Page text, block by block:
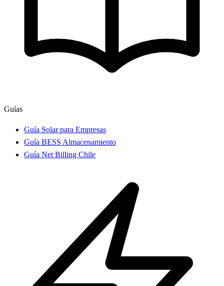
Guías
Guía Solar para Empresas
Guía BESS Almacenamiento
Guía Net Billing Chile